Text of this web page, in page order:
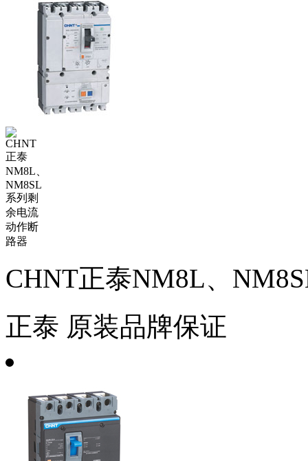
CHNT正泰NM8L、
正泰 原装品牌保证